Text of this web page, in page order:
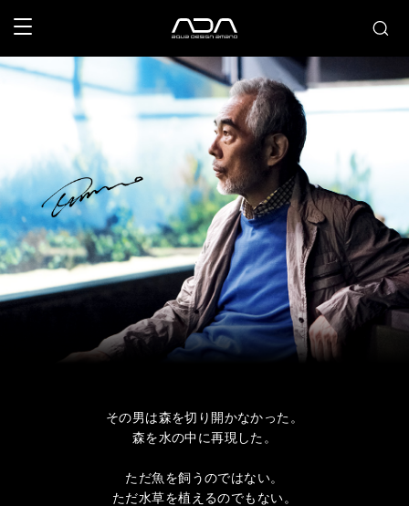
その男は森を切り開かなかった。
森を水の中に再現した。
ただ魚を飼うのではない。
ただ水草を植えるのでもない。